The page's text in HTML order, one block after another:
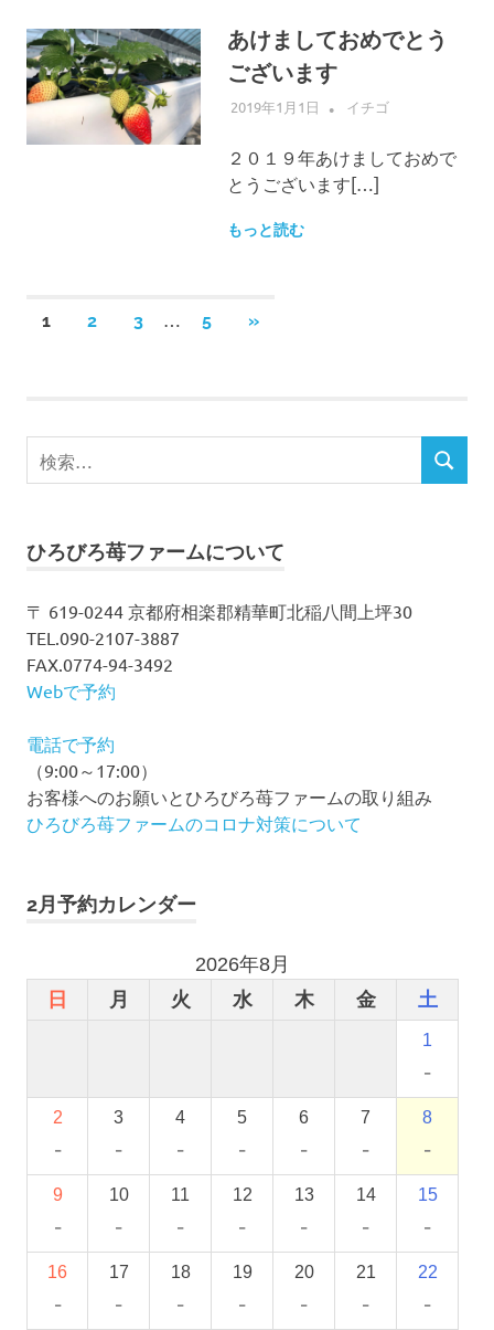
あけましておめでとう
ございます
2019年1月1日 ADMIN
イチゴ
２０１９年あけましておめで
とうございます[…]
もっと読む
投
ペ
ジ
送
り
1 2 3 … 5
次
»
検
索
検
ひろびろ苺ファームについて
〒 619-0244 京都府相楽郡精華町北稲八間上坪30
TEL.090-2107-3887
FAX.0774-94-3492
Webで予約
電話で予約
（9:00～17:00）
お客様へのお願いとひろびろ苺ファームの取り組み
ひろびろ苺ファームのコロナ対策について
2月予約カレンダー
2026年8月
日
月 火 水 木 金 土
1
-
2
-
3
-
4
-
5
-
6
-
7
-
8
-
9
-
10
-
11
-
12
-
13
-
14
-
15
-
16
-
17
-
18
-
19
-
20
-
21
-
22
-